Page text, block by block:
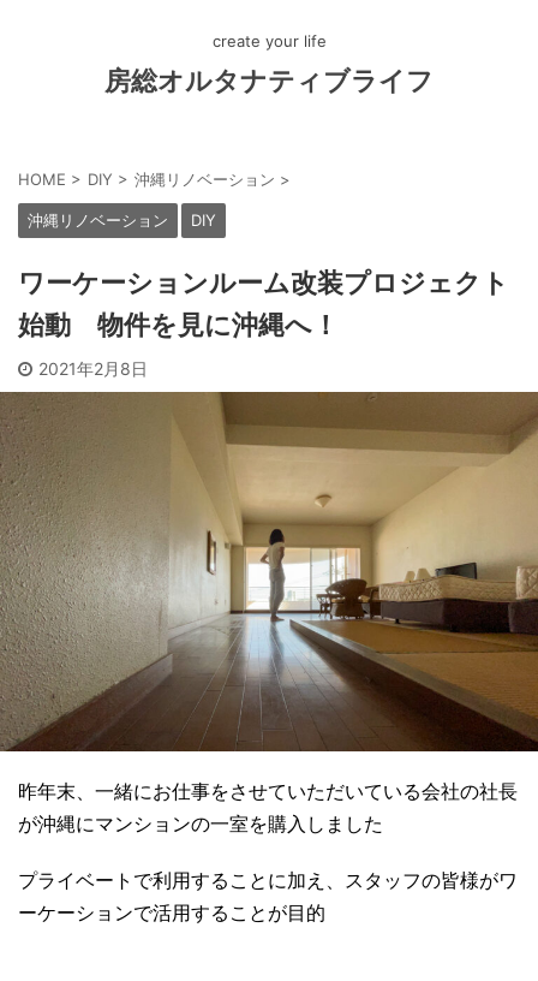
create your life
房総オルタナティブライフ
HOME > DIY > 沖縄リノベーション >
沖縄リノベーション DIY
ワーケーションルーム改装プロジェクト
始動 物件を見に沖縄へ！
2021年2月8日
昨年末、一緒にお仕事をさせていただいている会社の社長
が沖縄にマンションの一室を購入しました
プライベートで利用することに加え、スタッフの皆様がワ
ーケーションで活用することが目的